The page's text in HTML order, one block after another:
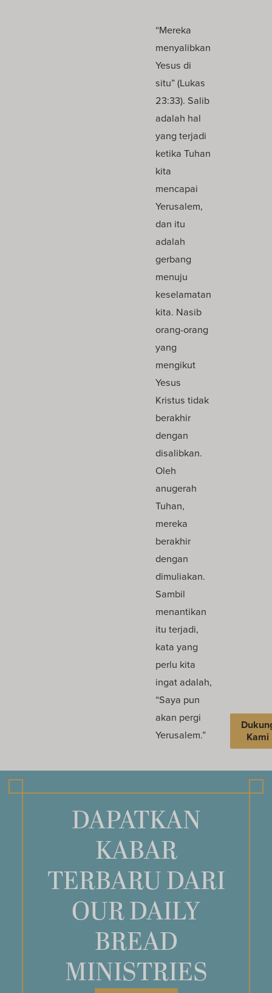
“Mereka
menyalibkan
Yesus di
situ” (Lukas
23:33). Salib
adalah hal
yang terjadi
ketika Tuhan
kita
mencapai
Yerusalem,
dan itu
adalah
gerbang
menuju
keselamatan
kita. Nasib
orang-orang
yang
mengikut
Yesus
Kristus tidak
berakhir
dengan
disalibkan.
Oleh
anugerah
Tuhan,
mereka
berakhir
dengan
dimuliakan.
Sambil
menantikan
itu terjadi,
kata yang
perlu kita
ingat adalah,
“Saya pun
akan pergi
Yerusalem.”
Kami
DAPATKAN
KABAR
TERBARU DARI
OUR DAILY
BREAD
MINISTRIES